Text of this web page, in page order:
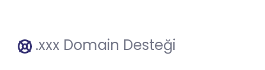
.xxx Domain Desteği